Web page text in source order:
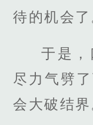
待的机会了
于是，
尽力气劈
会大破结界